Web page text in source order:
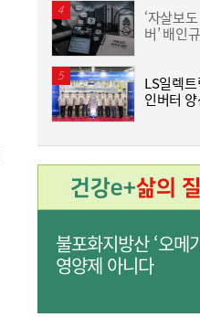
‘자살보
버’ 배인
LS일렉
인버터
불포화지방산 ‘오메
영양제 아니다